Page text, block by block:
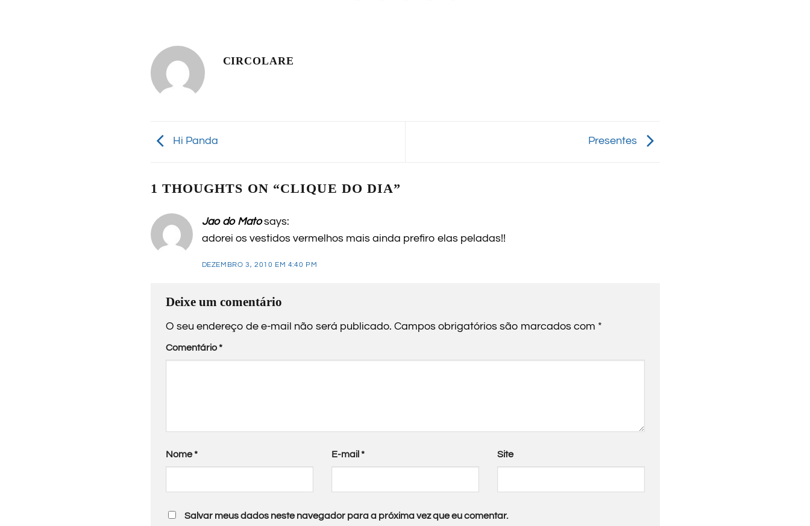
CIRCOLARE
Hi Panda Presentes
1 THOUGHTS ON “CLIQUE DO DIA”
Jao do Mato says:
adorei os vestidos vermelhos mais ainda prefiro elas peladas!!
DEZEMBRO 3, 2010 EM 4:40 PM
Deixe um comentário
O seu endereço de e-mail não será publicado. Campos obrigatórios são marcados com *
Comentário*
Nome* E-mail * Site
Salvar meus dados neste navegador para a próxima vez que eu comentar.